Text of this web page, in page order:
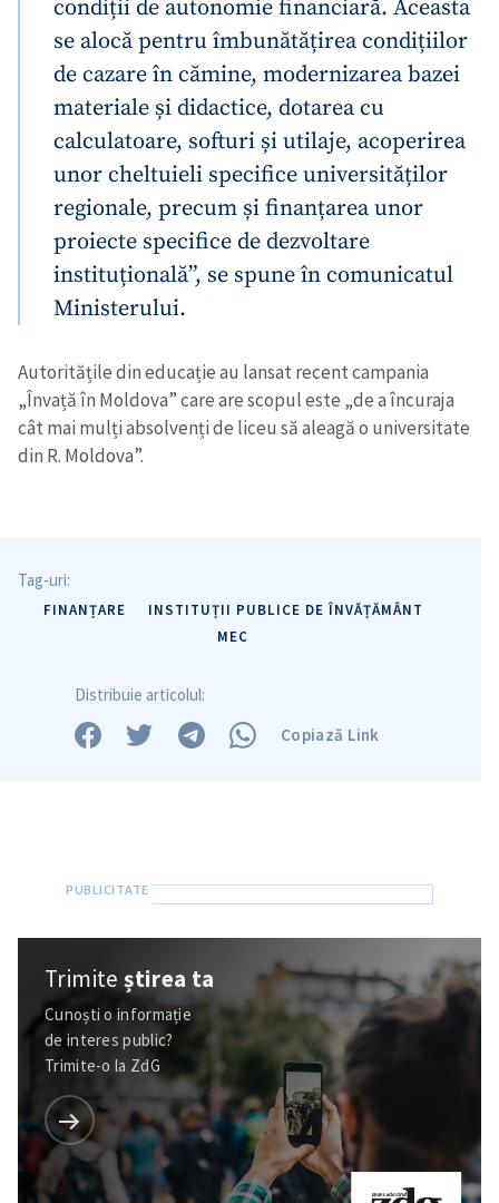
Trimite o informație
Despre ZdG
на русском
condiții de autonomie financiară. Aceasta
se alocă pentru îmbunătățirea condițiilor
de cazare în cămine, modernizarea bazei
materiale și didactice, dotarea cu
calculatoare, softuri și utilaje, acoperirea
unor cheltuieli specifice universităților
regionale, precum și finanțarea unor
proiecte specifice de dezvoltare
instituțională”, se spune în comunicatul
Ministerului.
Autoritățile din educație au lansat recent campania
„Învață în Moldova” care are scopul este „de a încuraja
cât mai mulți absolvenți de liceu să aleagă o universitate
din R. Moldova”.
Tag-uri:
FINANȚARE
INSTITUȚII PUBLICE DE ÎNVĂȚĂMÂNT
MEC
Distribuie articolul:
Copiază Link
Trimiteștirea ta
Cunoști o informație
de interes public?
Trimite-o la ZdG